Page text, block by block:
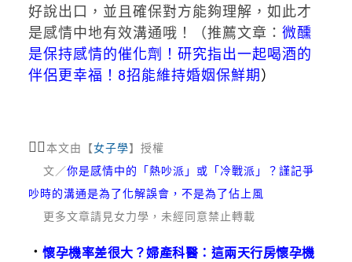
好說出口，並且確保對方能夠理解，如此才
是感情中地有效溝通哦！（推薦文章： 微醺
是保持感情的催化劑！研究指出一起喝酒的
伴侶更幸福！8招能維持婚姻保鮮期）
💁‍♂本文由【女子學】授權
文／你是感情中的「熱吵派」或「冷戰派」？謹記爭
吵時的溝通是為了化解誤會，不是為了佔上風
更多文章請見女力學，未經同意禁止轉載
．懷孕機率差很大？婦產科醫：這兩天行房懷孕機